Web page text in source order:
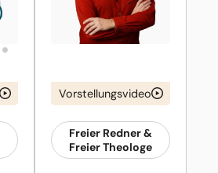
Vorstellungsvideo
Freier Redner &
Freier Theologe